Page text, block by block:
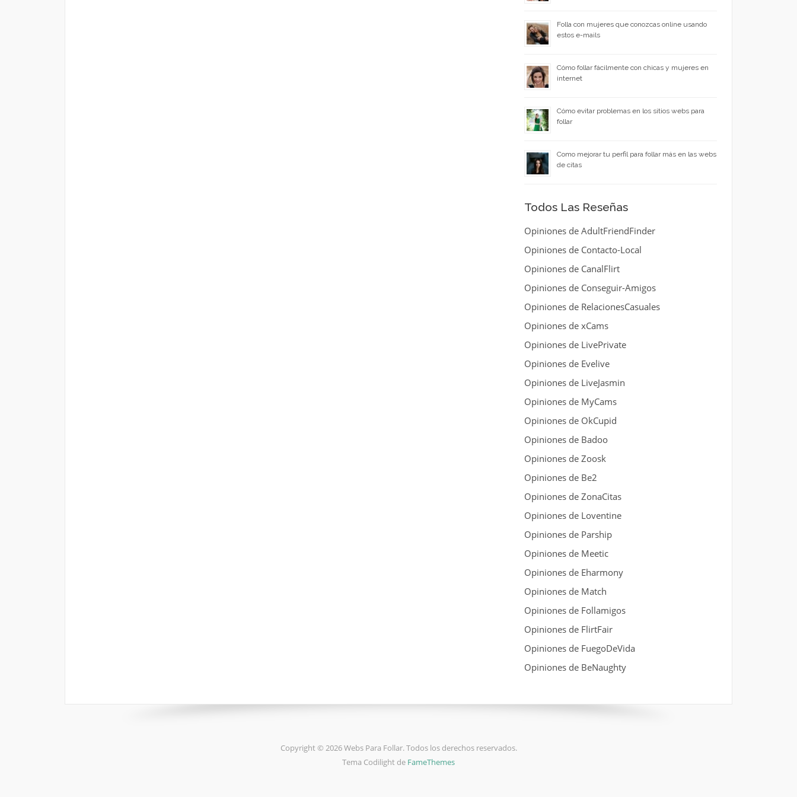
Folla con mujeres que conozcas online usando
estos e-mails
Cómo follar fácilmente con chicas y mujeres en
internet
Cómo evitar problemas en los sitios webs para
follar
Como mejorar tu perfil para follar más en las webs
de citas
Todos Las Reseñas
Opiniones de AdultFriendFinder
Opiniones de Contacto-Local
Opiniones de CanalFlirt
Opiniones de Conseguir-Amigos
Opiniones de RelacionesCasuales
Opiniones de xCams
Opiniones de LivePrivate
Opiniones de Evelive
Opiniones de LiveJasmin
Opiniones de MyCams
Opiniones de OkCupid
Opiniones de Badoo
Opiniones de Zoosk
Opiniones de Be2
Opiniones de ZonaCitas
Opiniones de Loventine
Opiniones de Parship
Opiniones de Meetic
Opiniones de Eharmony
Opiniones de Match
Opiniones de Follamigos
Opiniones de FlirtFair
Opiniones de FuegoDeVida
Opiniones de BeNaughty
Copyright © 2026 Webs Para Follar. Todos los derechos reservados.
Tema Codilight de FameThemes